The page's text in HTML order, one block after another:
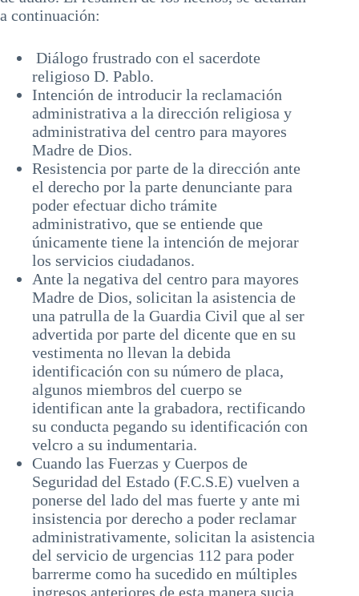
a continuación:
Diálogo frustrado con el sacerdote
religioso D. Pablo.
Intención de introducir la reclamación
administrativa a la dirección religiosa y
administrativa del centro para mayores
Madre de Dios.
Resistencia por parte de la dirección ante
el derecho por la parte denunciante para
poder efectuar dicho trámite
administrativo, que se entiende que
únicamente tiene la intención de mejorar
los servicios ciudadanos.
Ante la negativa del centro para mayores
Madre de Dios, solicitan la asistencia de
una patrulla de la Guardia Civil que al ser
advertida por parte del dicente que en su
vestimenta no llevan la debida
identificación con su número de placa,
algunos miembros del cuerpo se
identifican ante la grabadora, rectificando
su conducta pegando su identificación con
velcro a su indumentaria.
Cuando las Fuerzas y Cuerpos de
Seguridad del Estado (F.C.S.E) vuelven a
ponerse del lado del mas fuerte y ante mi
insistencia por derecho a poder reclamar
administrativamente, solicitan la asistencia
del servicio de urgencias 112 para poder
barrerme como ha sucedido en múltiples
ingresos anteriores de esta manera sucia.